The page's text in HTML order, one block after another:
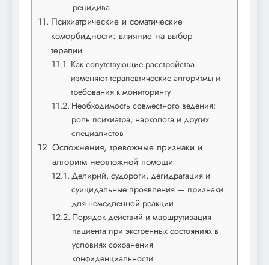
рецидива
Психиатрические и соматические
коморбидности: влияние на выбор
терапии
Как сопутствующие расстройства
изменяют терапевтические алгоритмы и
требования к мониторингу
Необходимость совместного ведения:
роль психиатра, нарколога и других
специалистов
Осложнения, тревожные признаки и
алгоритм неотложной помощи
Делирий, судороги, дегидратация и
суицидальные проявления — признаки
для немедленной реакции
Порядок действий и маршрутизация
пациента при экстренных состояниях в
условиях сохранения
конфиденциальности